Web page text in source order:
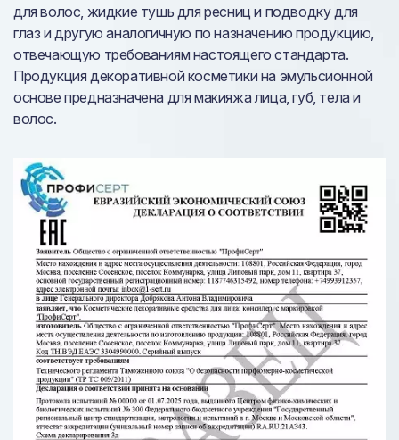
для волос, жидкие тушь для ресниц и подводку для
глаз и другую аналогичную по назначению продукцию,
отвечающую требованиям настоящего стандарта.
Продукция декоративной косметики на эмульсионной
основе предназначена для макияжа лица, губ, тела и
волос.